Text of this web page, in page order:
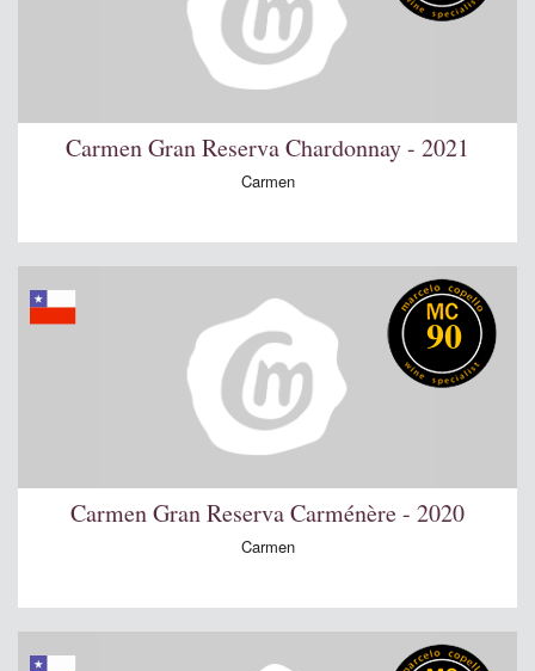
Carmen Gran Reserva Chardonnay - 2021
Carmen
90
Carmen Gran Reserva Carménère - 2020
Carmen